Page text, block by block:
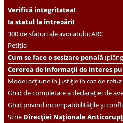
Verifică integritatea!
Ia statul la întrebări!
300 de sfaturi ale avocatului ARC
Petiția
Cum se face o sesizare penală
Cererea de informații de interes
Model acțiune în justiție în caz de refuz
Ghid de completare a declarației de
Ghid privind incompatibilitățile și
ScrieDirecției Naționale